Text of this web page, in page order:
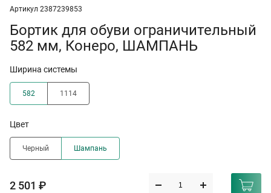
Артикул 2387239853
Бортик для обуви ограничительный
582 мм, Конеро, ШАМПАНЬ
Ширина системы
582 1114
Цвет
Черный Шампань
2 501 ₽